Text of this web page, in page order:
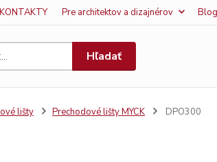
KONTAKTY Pre architektov a dizajnérov Blog
Hľadať
lišty Prechodové lišty MYCK DPO300